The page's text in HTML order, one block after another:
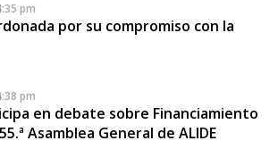
pm
por su compromiso con la
pm
en debate sobre Financiamiento
Asamblea General de ALIDE